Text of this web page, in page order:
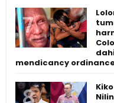
mendicancy